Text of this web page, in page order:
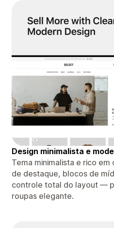
Design minimalista e
Tema minimalista e rico
de destaque, blocos de
controle total do layout —
roupas elegante.